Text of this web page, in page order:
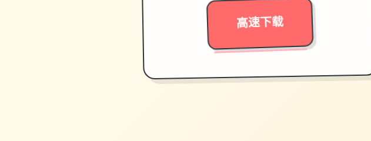
高速下载